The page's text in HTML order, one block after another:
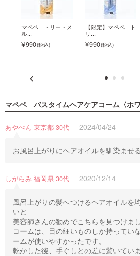
マペペ トリートメ
ル...
990
【限定】マペペ ト
リ...
990
マペペ バスタイムヘアケアコーム〈ホワ
あやぺん 東京都 30代 2024/04/24
お風呂上がりにヘアオイルを馴染ませ
しがらみ 福岡県 30代 2020/12/14
風呂上がりの髪へつけるヘアオイルを
いと
美容師さんの勧めでこちらを見つけまし
コームは、目の細いものしか持ってい
ームが使いやすかったです。
乾かした後、手ぐしとの差に驚いていま